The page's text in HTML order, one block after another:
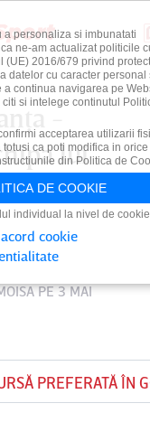
-
lui
conserve
PE 3 MAI
PREFERATĂ ÎN
a personaliza si imbunatati
ne-am actualizat politicile
(UE) 2016/679 privind
datelor cu caracter personal
continua navigarea pe
si intelege continutul
acceptarea utilizarii
ca poti modifica in orice
din Politica de
DE COOKIE
individual la nivel de
cookie